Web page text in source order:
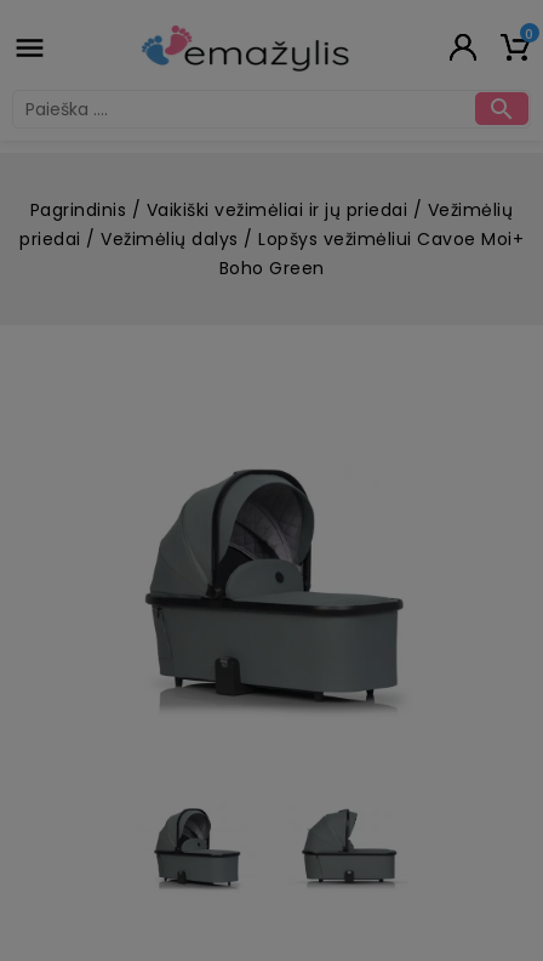
 0

Pagrindinis Vaikiški vežimėliai ir jų priedai
Vežimėlių
priedai
Vežimėlių dalys
Lopšys vežimėliui Cavoe Moi+
Boho Green